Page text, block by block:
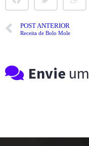
POST ANTERIOR
Receita de Bolo Mole
Envie um